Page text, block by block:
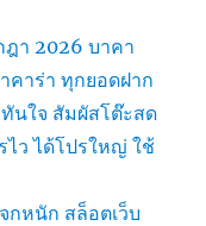
ฎา 2026 บาคา
คาร่า ทุกยอดฝาก
นใจ สัมผัสโต๊ะสด
ไว ได้โปรใหญ่ ใช้
กหนัก สล็อตเว็บ